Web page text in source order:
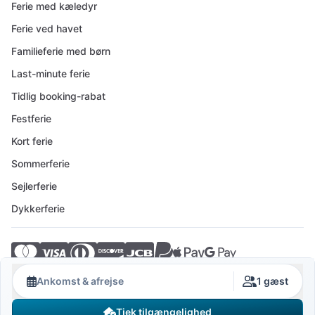
Ankomst & afrejse 1 gæst
Tjek tilgængelighed
Ferie med kæledyr
Ferie ved havet
Familieferie med børn
Last-minute ferie
Tidlig booking-rabat
Festferie
Kort ferie
Sommerferie
Sejlerferie
Dykkerferie
© 2026 Crovillas GmbH